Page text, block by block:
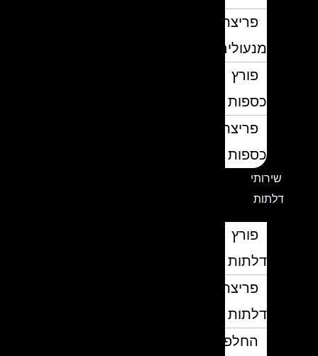
פריצת
מנעולים
פורץ
כספות
פריצת
כספות
שירותי
דלתות
פורץ
דלתות
פריצת
דלתות
החלפת